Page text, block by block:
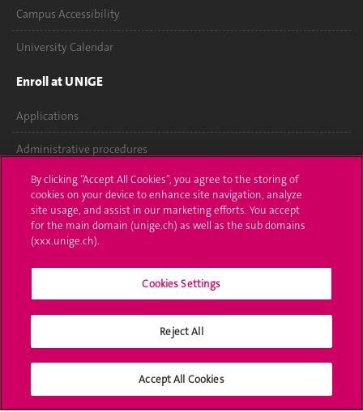
Campus Accessibility
University Calendar
Enroll at UNIGE
Applications
Administrative procedures
Ask a question
Contact
Media
University Structures
Social Media
By clicking “Accept All Cookies”, you agree to the storing of
cookies on your device to enhance site navigation, analyze
site usage, and assist in our marketing efforts. You accept
for the main domain (unige.ch) as well as the sub domains
(xxx.unige.ch).
Cookies Settings
Reject All
Accept All Cookies